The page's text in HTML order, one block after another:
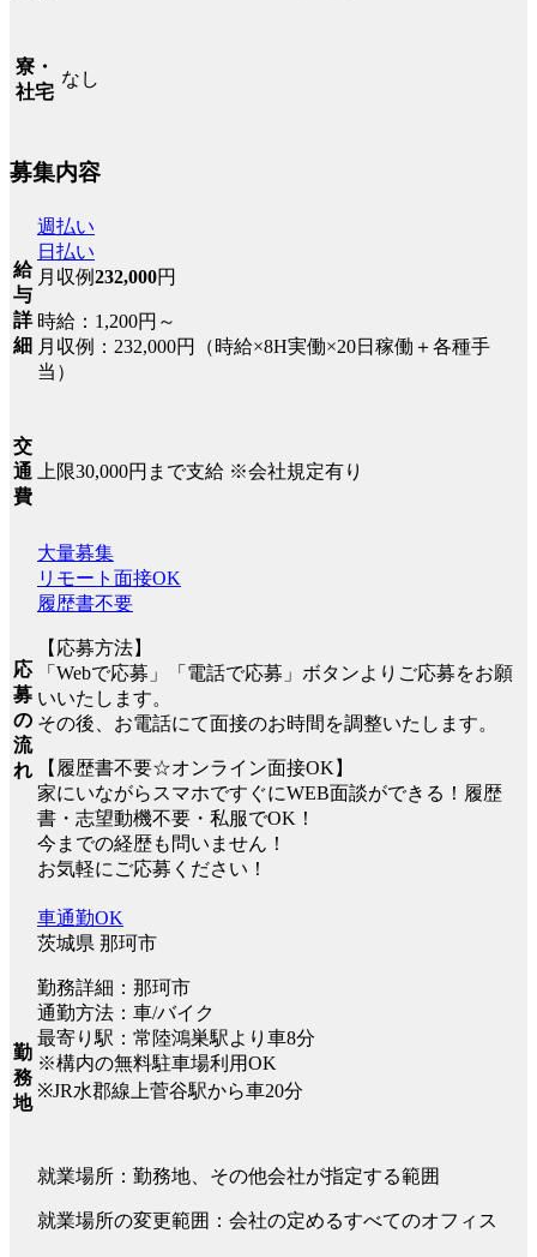
寮・
社宅
なし
募集内容
給
与
詳
細
週払い
日払い
月収例232,000円
時給：1,200円～
月収例：232,000円（時給×8H実働×20日稼働＋各種手
当）
交
通
費
上限30,000円まで支給 ※会社規定有り
応
募
の
流
れ
大量募集
リモート面接OK
履歴書不要
【応募方法】
「Webで応募」「電話で応募」ボタンよりご応募をお願
いいたします。
その後、お電話にて面接のお時間を調整いたします。
【履歴書不要☆オンライン面接OK】
家にいながらスマホですぐにWEB面談ができる！履歴
書・志望動機不要・私服でOK！
今までの経歴も問いません！
お気軽にご応募ください！
勤
務
地
車通勤OK
茨城県 那珂市
勤務詳細：那珂市
通勤方法：車/バイク
最寄り駅：常陸鴻巣駅より車8分
※構内の無料駐車場利用OK
※JR水郡線上菅谷駅から車20分
就業場所：勤務地、その他会社が指定する範囲
就業場所の変更範囲：会社の定めるすべてのオフィス